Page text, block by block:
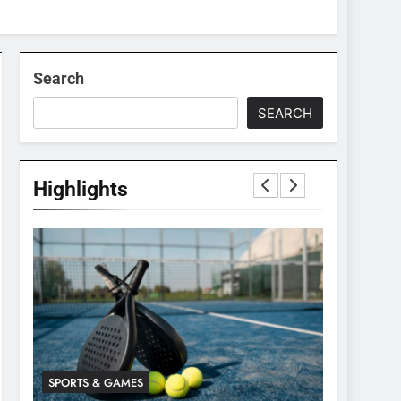
Search
SEARCH
Highlights
SPORTS & GAMES